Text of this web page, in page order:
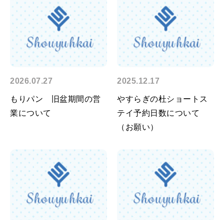
2026.07.27
もりパン 旧盆期間の営
業について
2025.12.17
やすらぎの杜ショートス
テイ予約日数について
（お願い）